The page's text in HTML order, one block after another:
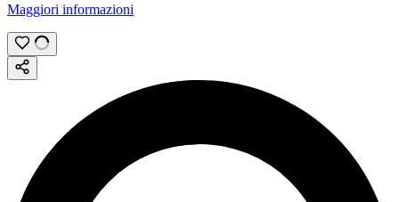
Maggiori informazioni